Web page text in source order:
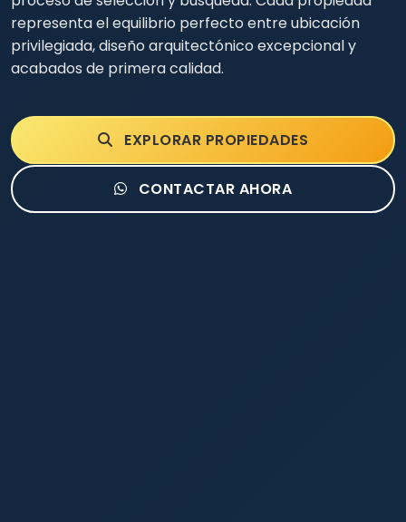
representa el equilibrio perfecto entre ubicación
privilegiada, diseño arquitectónico excepcional y
acabados de primera calidad.
EXPLORAR PROPIEDADES
CONTACTAR AHORA